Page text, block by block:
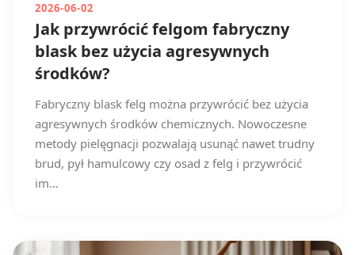
2026-06-02
Jak przywrócić felgom fabryczny
blask bez użycia agresywnych
środków?
Fabryczny blask felg można przywrócić bez użycia
agresywnych środków chemicznych. Nowoczesne
metody pielęgnacji pozwalają usunąć nawet trudny
brud, pył hamulcowy czy osad z felg i przywrócić
im...